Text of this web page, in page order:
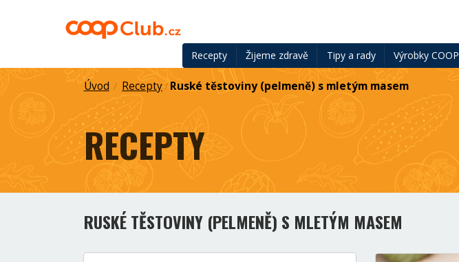
Recepty Žijeme zdravě Tipy a rady Výrobky COOP
Úvod / Recepty/ Ruské těstoviny (pelmeně) s mletým masem
RECEPTY
RUSKÉ TĚSTOVINY (PELMENĚ) S MLETÝM MASEM